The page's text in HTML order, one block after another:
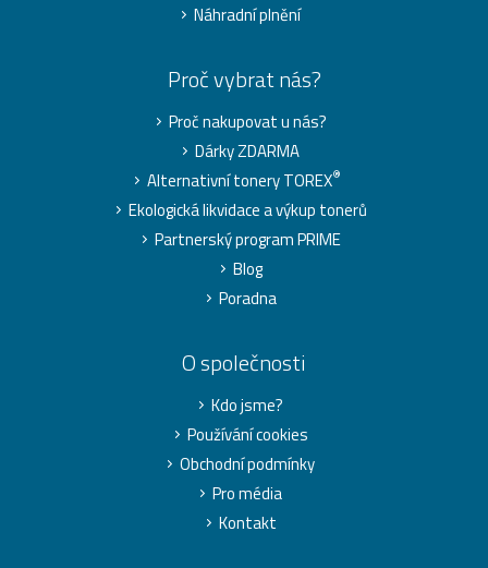
Náhradní plnění
Proč vybrat nás?
Proč nakupovat u nás?
Dárky ZDARMA
Alternativní tonery TOREX®
Ekologická likvidace a výkup tonerů
Partnerský program PRIME
Blog
Poradna
O společnosti
Kdo jsme?
Používání cookies
Obchodní podmínky
Pro média
Kontakt